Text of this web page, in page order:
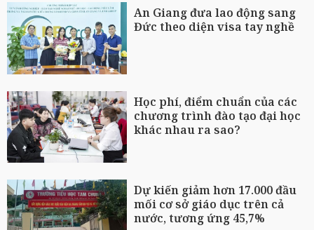
An Giang đưa lao động sang
Đức theo diện visa tay nghề
Học phí, điểm chuẩn của các
chương trình đào tạo đại học
khác nhau ra sao?
Dự kiến giảm hơn 17.000 đầu
mối cơ sở giáo dục trên cả
nước, tương ứng 45,7%